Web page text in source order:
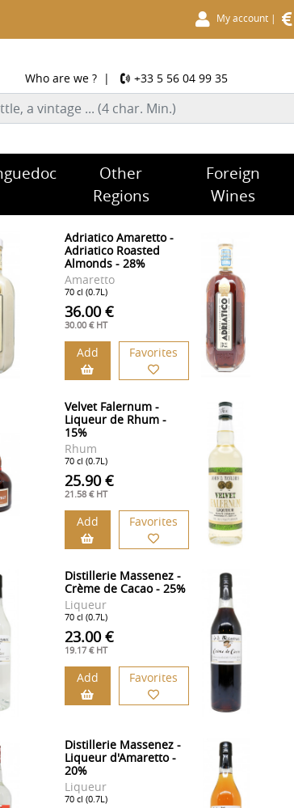
My account |
Who are we ? | +33 5 56 04 99 35
Other
Regions
Foreign
Wines
Adriatico Amaretto -
Adriatico Roasted
Almonds - 28%
Amaretto
70 cl (0.7L)
36.00 €
30.00 € HT
Add Favorites
Velvet Falernum -
Liqueur de Rhum -
15%
Rhum
70 cl (0.7L)
25.90 €
21.58 € HT
Add Favorites
Distillerie Massenez -
Crème de Cacao - 25%
Liqueur
70 cl (0.7L)
23.00 €
19.17 € HT
Add Favorites
Distillerie Massenez -
Liqueur d'Amaretto -
20%
Liqueur
70 cl (0.7L)